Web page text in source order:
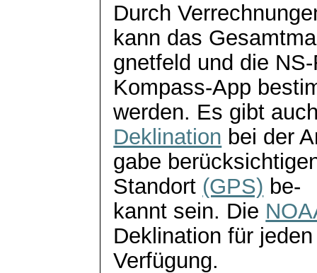
Durch
kann das Gesamtma
gnetfeld und die
Kompass-App
werden. Es gibt
Deklination bei der
gabe
Standort (GPS) be-
kannt sein. Die
Deklination für
Verfügung.